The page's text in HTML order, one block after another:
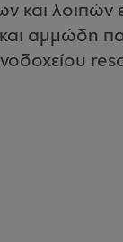
και
και αμμώδη